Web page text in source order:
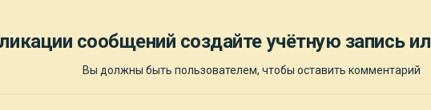
сообщений создайте учётную запись
Вы должны быть пользователем, чтобы оставить комментарий